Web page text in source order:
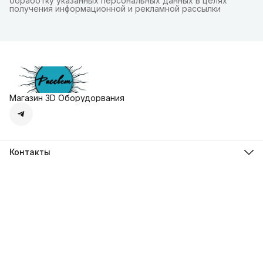
получения информационной и рекламной рассылки
Магазин 3D Оборудорвания
Контакты